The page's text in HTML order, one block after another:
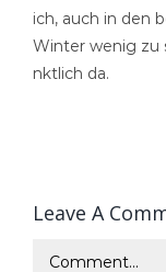
ich, auch in den
Winter wenig zu
nktlich da.
Leave A
Comment